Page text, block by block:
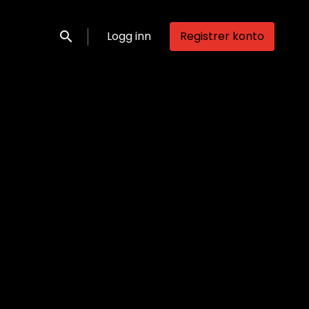
Søk Logg inn Registrer konto